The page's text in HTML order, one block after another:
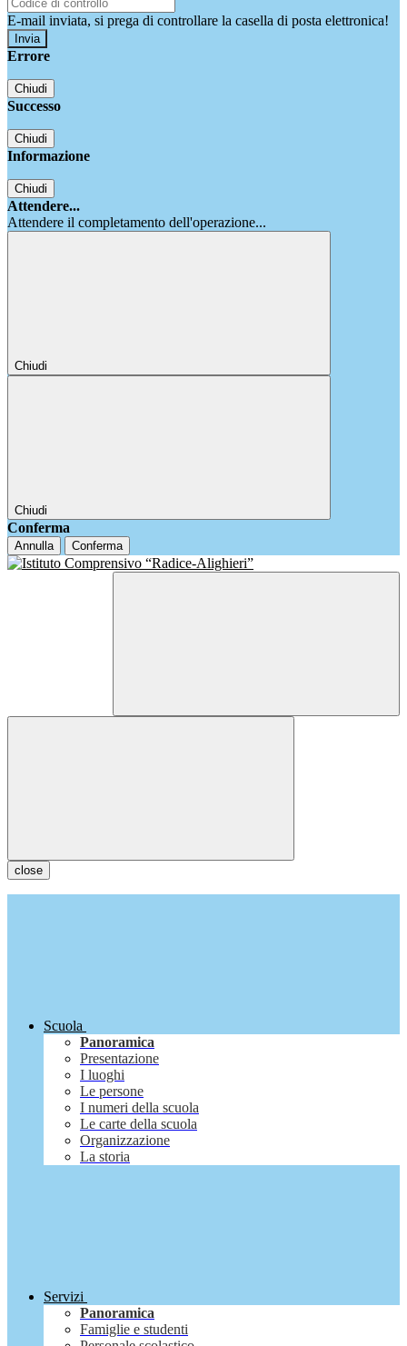
E-mail inviata, si prega di controllare la casella di posta elettronica!
Errore
Chiudi
Successo
Chiudi
Informazione
Chiudi
Attendere...
Attendere il completamento dell'operazione...
Chiudi
Chiudi
Conferma
Annulla Conferma
close
Scuola
Panoramica
Presentazione
I luoghi
Le persone
I numeri della scuola
Le carte della scuola
Organizzazione
La storia
Servizi
Panoramica
Famiglie e studenti